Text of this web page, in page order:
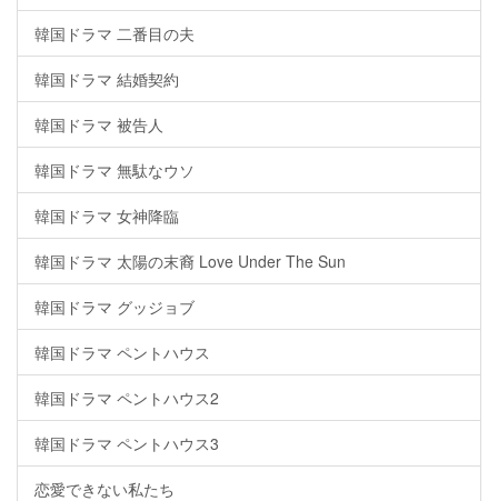
韓国ドラマ 二番目の夫
韓国ドラマ 結婚契約
韓国ドラマ 被告人
韓国ドラマ 無駄なウソ
韓国ドラマ 女神降臨
韓国ドラマ 太陽の末裔 Love Under The Sun
韓国ドラマ グッジョブ
韓国ドラマ ペントハウス
韓国ドラマ ペントハウス2
韓国ドラマ ペントハウス3
恋愛できない私たち